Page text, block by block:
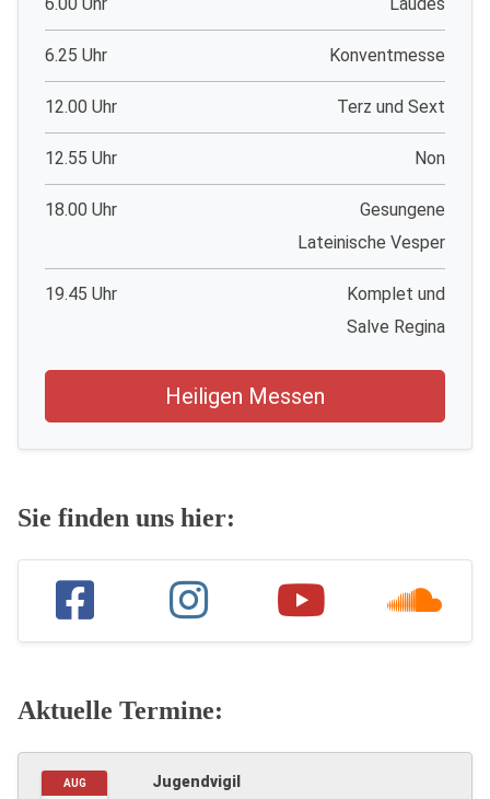
6.00 Uhr Laudes
6.25 Uhr Konventmesse
12.00 Uhr Terz und Sext
12.55 Uhr Non
18.00 Uhr
Gesungene
Lateinische Vesper
19.45 Uhr
Komplet und
Salve Regina
Heiligen Messen
Sie finden uns hier:
Aktuelle Termine:
AUG
Jugendvigil